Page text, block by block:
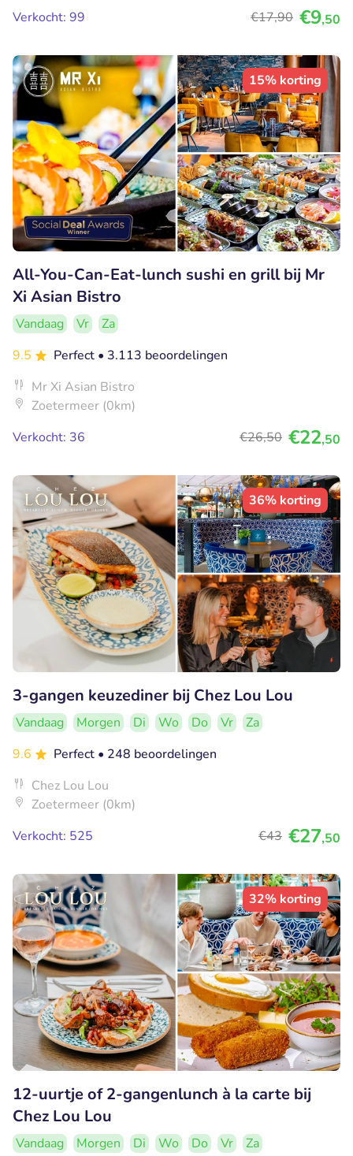
Verkocht: 99
€17,90 €9,50
15% korting
All-You-Can-Eat-lunch sushi en grill bij Mr
Xi Asian Bistro
Vandaag Vr
Za
9.5
Perfect • 3.113 beoordelingen
Mr Xi Asian Bistro
Zoetermeer (0km)
Verkocht: 36
€26,50 €22,50
36% korting
3-gangen keuzediner bij Chez Lou Lou
Vandaag Morgen Di Wo Do Vr
Za
9.6
Perfect • 248 beoordelingen
Chez Lou Lou
Zoetermeer (0km)
Verkocht: 525
€43 €27,50
32% korting
12-uurtje of 2-gangenlunch à la carte bij
Chez Lou Lou
Vandaag Morgen Di Wo Do Vr Za